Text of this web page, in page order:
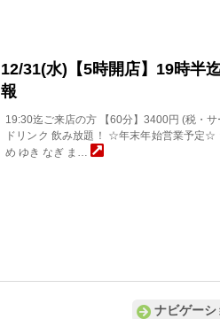
12/31(水)【5時開店】19時半
報
19:30迄ご来店の方 【60分】3400円 (税・
ドリンク 飲み放題！ ☆年末年始営業予定
め ゆき なぎ ま…
ナビゲー